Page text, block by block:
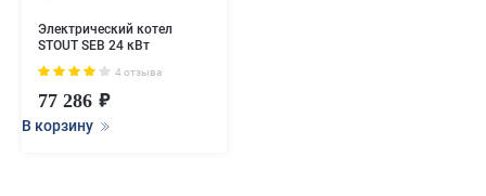
Электрический котел
STOUT SEB 24 кВт
4 отзыва
77 286
В корзину